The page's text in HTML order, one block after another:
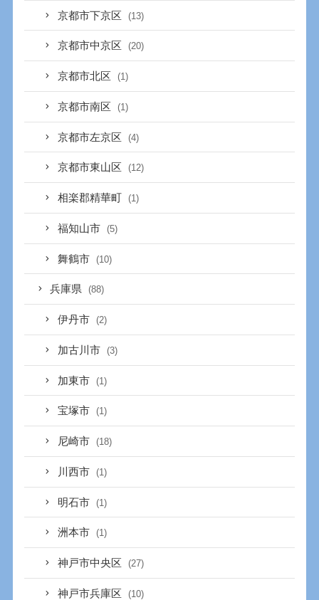
京都市下京区 (13)
京都市中京区 (20)
京都市北区 (1)
京都市南区 (1)
京都市左京区 (4)
京都市東山区 (12)
相楽郡精華町 (1)
福知山市 (5)
舞鶴市 (10)
兵庫県 (88)
伊丹市 (2)
加古川市 (3)
加東市 (1)
宝塚市 (1)
尼崎市 (18)
川西市 (1)
明石市 (1)
洲本市 (1)
神戸市中央区 (27)
神戸市兵庫区 (10)